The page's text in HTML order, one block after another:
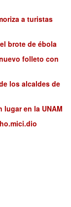
a turistas
brote de ébola
folleto con
los alcaldes de
lugar en la UNAM